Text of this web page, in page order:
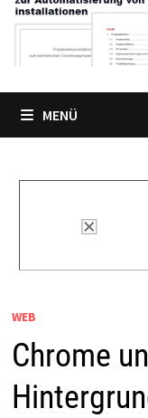
MENÜ
WEB
Chrome